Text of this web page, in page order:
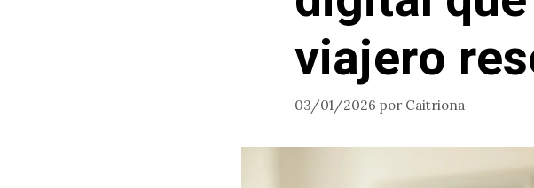
viajero
03/01/2026 por Caitriona